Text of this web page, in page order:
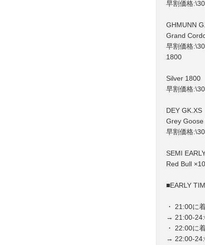
早割価格
GHMUNN
Grand
早割価格
1800
Silver 1800
早割価格
DEY GK.XS
Grey Goose
早割価格
SEMI
Red Bull
■EARLY
・ 21:00に
→ 21:00-
・ 22:00に
→ 22:00-